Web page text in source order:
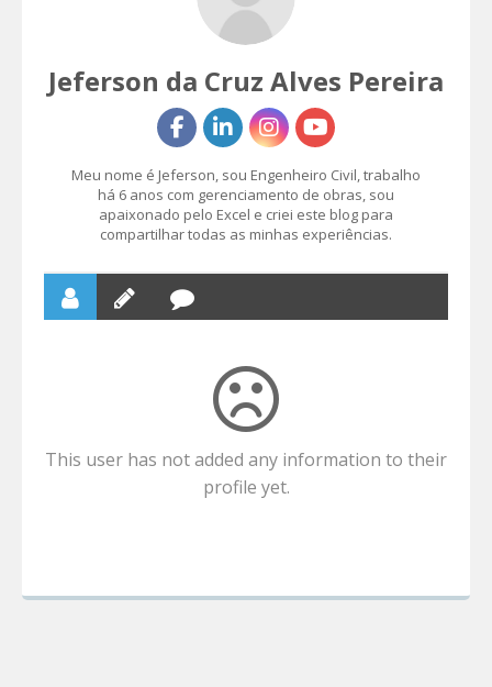
Jeferson da Cruz Alves Pereira
Meu nome é Jeferson, sou Engenheiro Civil, trabalho
há 6 anos com gerenciamento de obras, sou
apaixonado pelo Excel e criei este blog para
compartilhar todas as minhas experiências.
This user has not added any information to their
profile yet.